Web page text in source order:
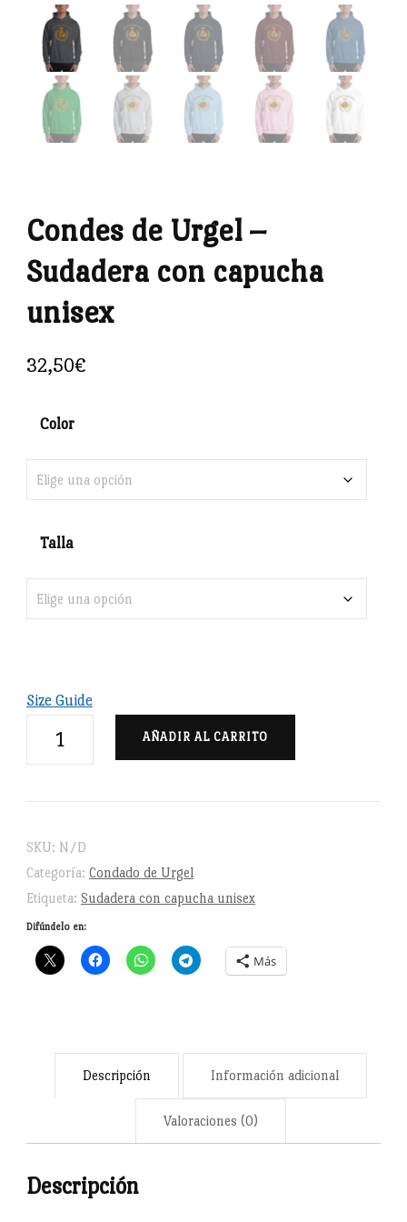
Condes de Urgel –
Sudadera con capucha
unisex
32,50€
Color
Talla
Size Guide
Sudadera
con
capucha
unisex
cantidad
AÑADIR AL CARRITO
SKU: N/D
Categoría: Condado de Urgel
Etiqueta: Sudadera con capucha unisex
Difúndelo en:
Más
Descripción Información adicional
Valoraciones (0)
Descripción